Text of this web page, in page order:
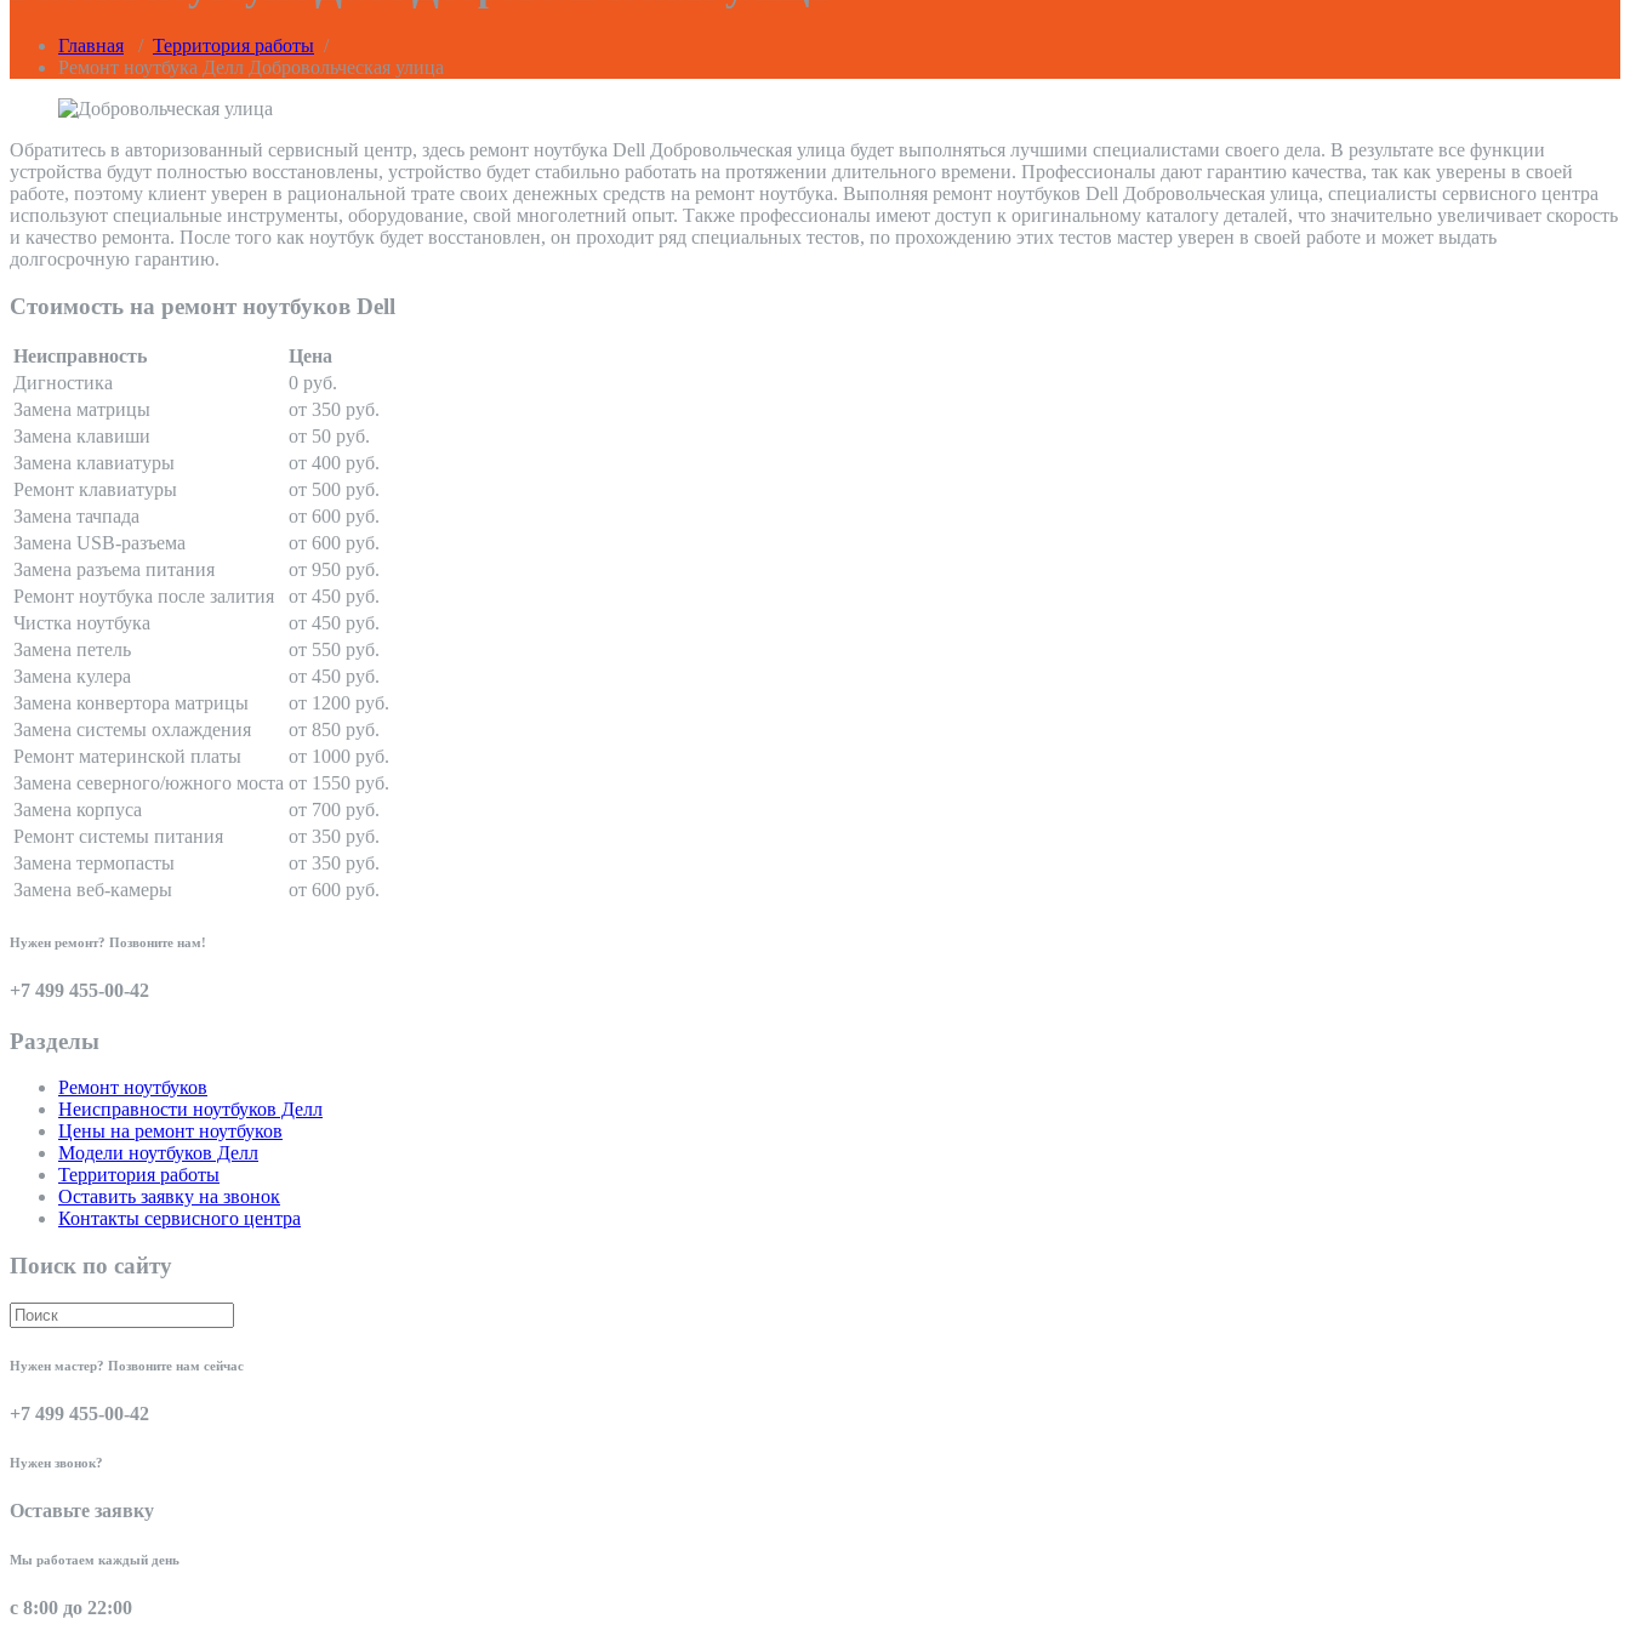
Главная / Территория работы /
Ремонт ноутбука Делл Добровольческая улица
Обратитесь в авторизованный сервисный центр, здесь ремонт ноутбука Dell Добровольческая улица будет выполняться лучшими специалистами своего дела. В результате все функции
устройства будут полностью восстановлены, устройство будет стабильно работать на протяжении длительного времени. Профессионалы дают гарантию качества, так как уверены в своей
работе, поэтому клиент уверен в рациональной трате своих денежных средств на ремонт ноутбука. Выполняя ремонт ноутбуков Dell Добровольческая улица, специалисты сервисного центра
используют специальные инструменты, оборудование, свой многолетний опыт. Также профессионалы имеют доступ к оригинальному каталогу деталей, что значительно увеличивает скорость
и качество ремонта. После того как ноутбук будет восстановлен, он проходит ряд специальных тестов, по прохождению этих тестов мастер уверен в своей работе и может выдать
долгосрочную гарантию.
Стоимость на ремонт ноутбуков Dell
Неисправность
Цена
Дигностика
0 руб.
Замена матрицы
от 350 руб.
Замена клавиши
от 50 руб.
Замена клавиатуры
от 400 руб.
Ремонт клавиатуры
от 500 руб.
Замена тачпада
от 600 руб.
Замена USB-разъема
от 600 руб.
Замена разъема питания
от 950 руб.
Ремонт ноутбука после залития
от 450 руб.
Чистка ноутбука
от 450 руб.
Замена петель
от 550 руб.
Замена кулера
от 450 руб.
Замена конвертора матрицы
от 1200 руб.
Замена системы охлаждения
от 850 руб.
Ремонт материнской платы
от 1000 руб.
Замена северного/южного моста от 1550 руб.
Замена корпуса
от 700 руб.
Ремонт системы питания
от 350 руб.
Замена термопасты
от 350 руб.
Замена веб-камеры
от 600 руб.
Нужен ремонт? Позвоните нам!
+7 499 455-00-42
Разделы
Ремонт ноутбуков
Неисправности ноутбуков Делл
Цены на ремонт ноутбуков
Модели ноутбуков Делл
Территория работы
Оставить заявку на звонок
Контакты сервисного центра
Поиск по сайту
Нужен мастер? Позвоните нам сейчас
+7 499 455-00-42
Нужен звонок?
Оставьте заявку
Мы работаем каждый день
с 8:00 до 22:00